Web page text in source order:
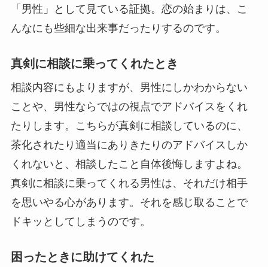
「男性」として見ている証拠。恋の始まりは、こ
んなにも些細な出来事だったりするのです。
真剣に相談に乗ってくれたとき
相談内容にもよりますが、男性にしかわからない
ことや、男性ならではの視点でアドバイスをくれ
たりします。こちらが真剣に相談しているのに、
茶化されたり適当にありきたりのアドバイスしか
くれないと、相談したこと自体後悔しますよね。
真剣に相談に乗ってくれる男性は、それだけ相手
を思いやる心があります。それを感じ取ることで
ドキッとしてしまうのです。
困ったときに助けてくれた